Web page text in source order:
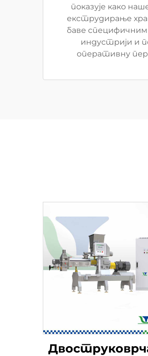
показује како
екструдирање
баве специфичним
индустрији и
оперативну